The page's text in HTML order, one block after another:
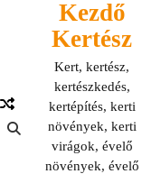
Kezdő
Kertész
Kert, kertész,
kertészkedés,
kertépítés, kerti
növények, kerti
virágok, évelő
növények, évelő